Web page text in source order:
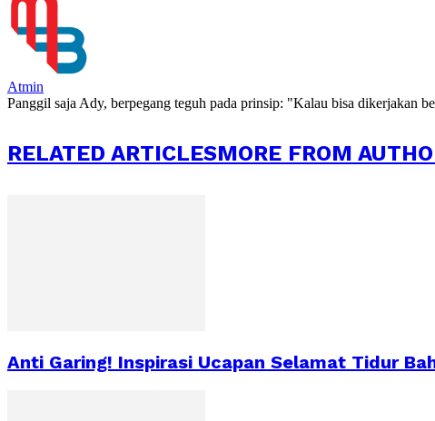
Atmin
Panggil saja Ady, berpegang teguh pada prinsip: "Kalau bisa dikerjakan
RELATED ARTICLESMORE FROM
Anti Garing! Inspirasi Ucapan Selamat Tidur